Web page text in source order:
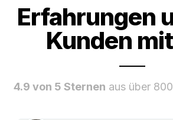
Erfahrungen
Kunden
4.9 von 5 Sternen aus über